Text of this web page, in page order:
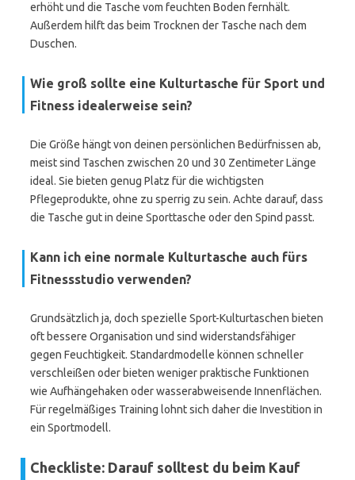
erhöht und die Tasche vom feuchten Boden fernhält.
Außerdem hilft das beim Trocknen der Tasche nach dem
Duschen.
Wie groß sollte eine Kulturtasche für Sport und
Fitness idealerweise sein?
Die Größe hängt von deinen persönlichen Bedürfnissen ab,
meist sind Taschen zwischen 20 und 30 Zentimeter Länge
ideal. Sie bieten genug Platz für die wichtigsten
Pflegeprodukte, ohne zu sperrig zu sein. Achte darauf, dass
die Tasche gut in deine Sporttasche oder den Spind passt.
Kann ich eine normale Kulturtasche auch fürs
Fitnessstudio verwenden?
Grundsätzlich ja, doch spezielle Sport-Kulturtaschen bieten
oft bessere Organisation und sind widerstandsfähiger
gegen Feuchtigkeit. Standardmodelle können schneller
verschleißen oder bieten weniger praktische Funktionen
wie Aufhängehaken oder wasserabweisende Innenflächen.
Für regelmäßiges Training lohnt sich daher die Investition in
ein Sportmodell.
Checkliste: Darauf solltest du beim Kauf